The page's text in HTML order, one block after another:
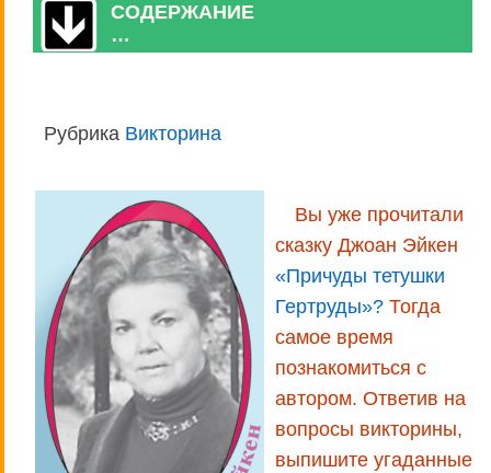
СОДЕРЖАНИЕ
…
Рубрика Викторина
Вы уже прочитали
сказку Джоан Эйкен
«Причуды тетушки
Гертруды»? Тогда
самое время
познакомиться с
автором. Ответив на
вопросы викторины,
выпишите угаданные